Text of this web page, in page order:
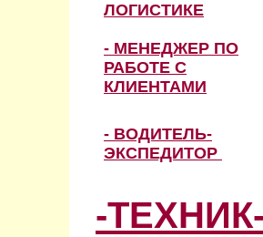
ЛОГИСТИКЕ
- МЕНЕДЖЕР ПО
РАБОТЕ С
КЛИЕНТАМИ
- ВОДИТЕЛЬ-
ЭКСПЕДИТОР
-